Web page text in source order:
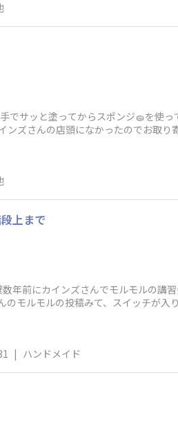
でサッと塗ってからスポンジ🧽を使
ンズさんの店頭になかったのでお取
上まで
年前にカインズさんでモルモルの講
モルモルの投稿みて、スイッチが
| ハンドメイド